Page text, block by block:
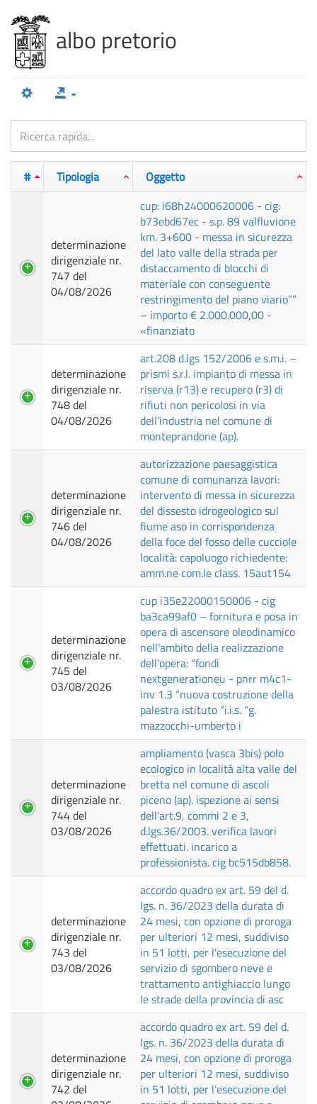
albo pretorio
# Tipologia Oggetto
determinazione
dirigenziale nr.
747 del
04/08/2026
cup: i68h24000620006 - cig:
b73ebd67ec - s.p. 89 valfluvione
km. 3+600 - messa in sicurezza
del lato valle della strada per
distaccamento di blocchi di
materiale con conseguente
restringimento del piano viario””
– importo € 2.000.000,00 -
«finanziato
determinazione
dirigenziale nr.
748 del
04/08/2026
art.208 d.lgs 152/2006 e s.m.i. –
prismi s.r.l. impianto di messa in
riserva (r13) e recupero (r3) di
rifiuti non pericolosi in via
dell’industria nel comune di
monteprandone (ap).
determinazione
dirigenziale nr.
746 del
04/08/2026
autorizzazione paesaggistica
comune di comunanza lavori:
intervento di messa in sicurezza
del dissesto idrogeologico sul
fiume aso in corrispondenza
della foce del fosso delle cucciole
località: capoluogo richiedente:
amm.ne com.le class. 15aut154
determinazione
dirigenziale nr.
745 del
03/08/2026
cup i35e22000150006 - cig
ba3ca99af0 – fornitura e posa in
opera di ascensore oleodinamico
nell’ambito della realizzazione
dell’opera: “fondi
nextgenerationeu - pnrr m4c1-
inv 1.3 “nuova costruzione della
palestra istituto “i.i.s. “g.
mazzocchi-umberto i
determinazione
dirigenziale nr.
744 del
03/08/2026
ampliamento (vasca 3bis) polo
ecologico in località alta valle del
bretta nel comune di ascoli
piceno (ap). ispezione ai sensi
dell’art.9, commi 2 e 3,
d.lgs.36/2003. verifica lavori
effettuati. incarico a
professionista. cig bc515db858.
determinazione
dirigenziale nr.
743 del
03/08/2026
accordo quadro ex art. 59 del d.
lgs. n. 36/2023 della durata di
24 mesi, con opzione di proroga
per ulteriori 12 mesi, suddiviso
in 51 lotti, per l'esecuzione del
servizio di sgombero neve e
trattamento antighiaccio lungo
le strade della provincia di asc
determinazione
dirigenziale nr.
742 del
accordo quadro ex art. 59 del d.
lgs. n. 36/2023 della durata di
24 mesi, con opzione di proroga
per ulteriori 12 mesi, suddiviso
in 51 lotti, per l'esecuzione del